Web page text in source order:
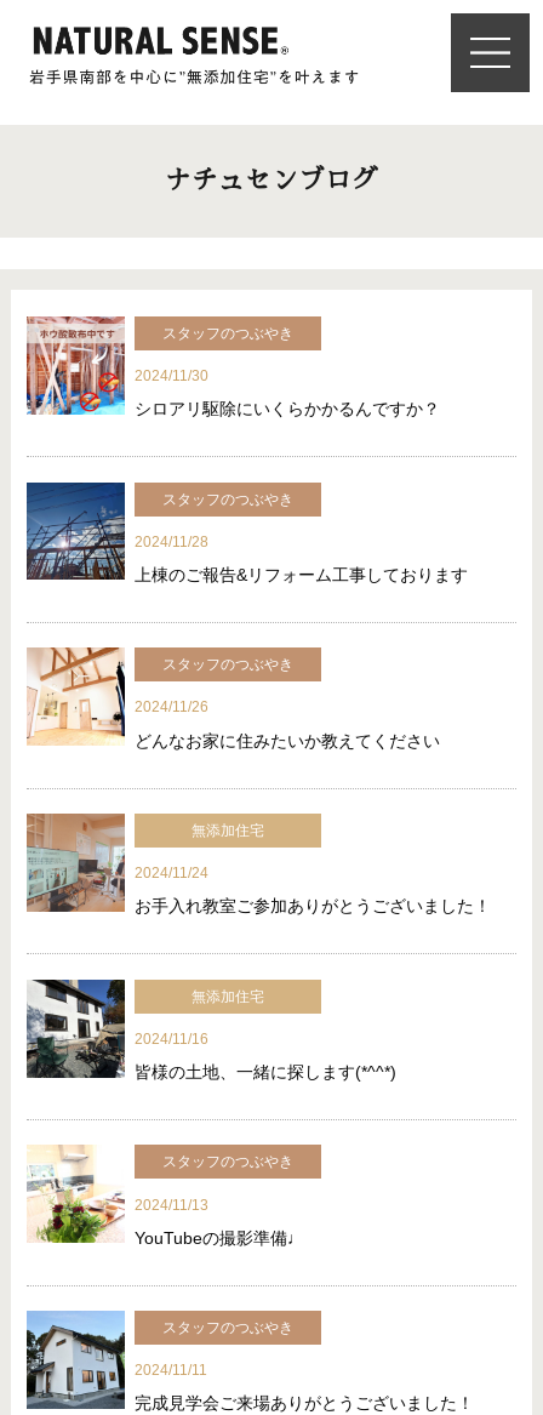
ナチュセンブログ
スタッフのつぶやき
2024/11/30
シロアリ駆除にいくらかかるんですか？
スタッフのつぶやき
2024/11/28
上棟のご報告&リフォーム工事しております
スタッフのつぶやき
2024/11/26
どんなお家に住みたいか教えてください
無添加住宅
2024/11/24
お手入れ教室ご参加ありがとうございました！
無添加住宅
2024/11/16
皆様の土地、一緒に探します(*^^*)
スタッフのつぶやき
2024/11/13
YouTubeの撮影準備♩
スタッフのつぶやき
2024/11/11
完成見学会ご来場ありがとうございました！